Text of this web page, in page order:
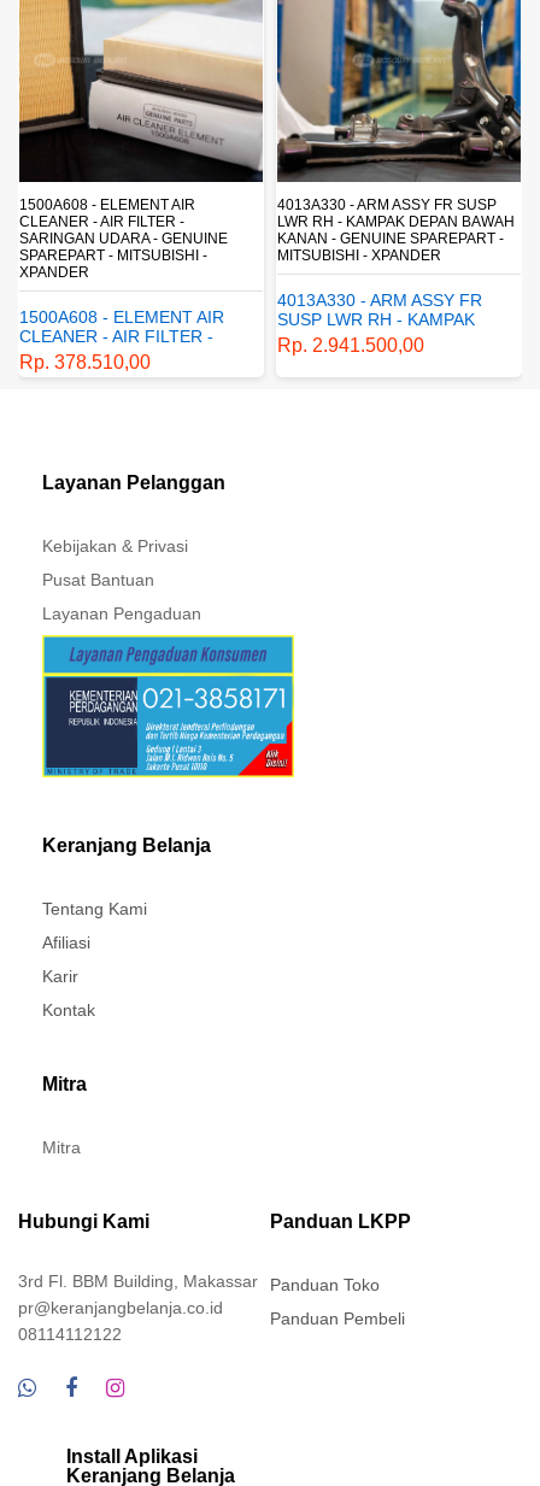
4013A330 - ARM ASSY FR SUSP
LWR RH - KAMPAK DEPAN BAWAH
KANAN - GENUINE SPAREPART -
MITSUBISHI - XPANDER
SUSP LWR RH - KAMPAK
DEPAN BAWAH KANAN -
GENUINE SPAREPART -
MITSUBISHI - XPANDER
Rp. 2.941.500,00
4162A413 - SHOCK ABSORBER RR
SUSP - SUSPENSI BELAKANG -
SHOCKBREAKER BELAKANG -
GENUINE SPAREPART -
MITSUBISHI - XPANDER
4162A413 - SHOCK
ABSORBER RR SUSP -
SUSPENSI BELAKANG -
SHOCKBREAKER BELAKANG
Rp. 1.198.800,00
Layanan Pelanggan
Kebijakan & Privasi
Pusat Bantuan
Layanan Pengaduan
Keranjang Belanja
Tentang Kami
Afiliasi
Karir
Kontak
Mitra
Mitra
Hubungi Kami
3rd Fl. BBM Building, Makassar
pr@keranjangbelanja.co.id
08114112122
Panduan LKPP
Panduan Toko
Panduan Pembeli
Install Aplikasi
Keranjang Belanja